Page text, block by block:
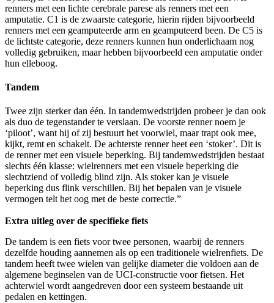
renners met een lichte cerebrale parese als renners met een
amputatie. C1 is de zwaarste categorie, hierin rijden bijvoorbeeld
renners met een geamputeerde arm en geamputeerd been. De C5 is
de lichtste categorie, deze renners kunnen hun onderlichaam nog
volledig gebruiken, maar hebben bijvoorbeeld een amputatie onder
hun elleboog.
Tandem
Twee zijn sterker dan één. In tandemwedstrijden probeer je dan ook
als duo de tegenstander te verslaan. De voorste renner noem je
‘piloot’, want hij of zij bestuurt het voorwiel, maar trapt ook mee,
kijkt, remt en schakelt. De achterste renner heet een ‘stoker’. Dit is
de renner met een visuele beperking. Bij tandemwedstrijden bestaat
slechts één klasse: wielrenners met een visuele beperking die
slechtziend of volledig blind zijn. Als stoker kan je visuele
beperking dus flink verschillen. Bij het bepalen van je visuele
vermogen telt het oog met de beste correctie.”
Extra uitleg over de specifieke fiets
De tandem is een fiets voor twee personen, waarbij de renners
dezelfde houding aannemen als op een traditionele wielrenfiets. De
tandem heeft twee wielen van gelijke diameter die voldoen aan de
algemene beginselen van de UCI-constructie voor fietsen. Het
achterwiel wordt aangedreven door een systeem bestaande uit
pedalen en kettingen.